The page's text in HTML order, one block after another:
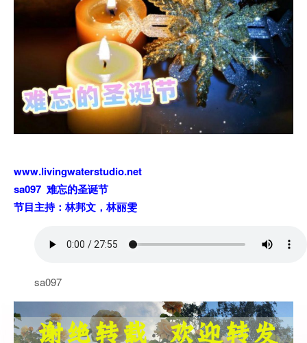
www.livingwaterstudio.net
sa097 难忘的圣诞节
节目主持：林邦文，林丽雯
sa097